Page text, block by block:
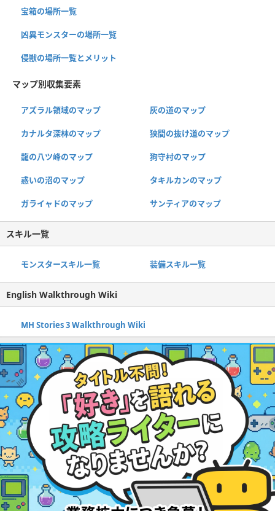
宝箱の場所一覧
凶異モンスターの場所一覧
侵獣の場所一覧とメリット
マップ別収集要素
アズラル領域のマップ 灰の道のマップ
カナルタ深林のマップ 狭間の抜け道のマップ
龍の八ツ峰のマップ 狗守村のマップ
惑いの沼のマップ タキルカンのマップ
ガライャドのマップ サンティアのマップ
スキル一覧
モンスタースキル一覧 装備スキル一覧
English Walkthrough Wiki
MH Stories 3 Walkthrough Wiki